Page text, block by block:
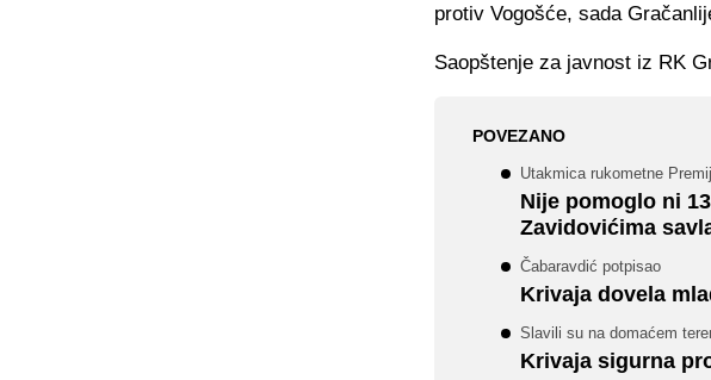
protiv Vogošće, sada
Saopštenje za javnost iz RK
POVEZANO
Utakmica rukometne
Nije pomoglo ni
Zavidovićima
Čabaravdić potpisao
Krivaja dovela
Slavili su na domaćem
Krivaja sigurna